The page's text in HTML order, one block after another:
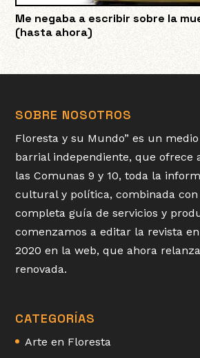
Me negaba a escribir sobre la
(hasta ahora)
SOBRE NOSOTROS
Floresta y su Mundo” es un
barrial independiente, que ofrece
las Comunas 9 y 10, toda la
cultural y política, combinada
completa guía de servicios y
comenzamos a editar la revista
2020 en la web, que ahora
renovada.
CATEGORÍAS
Arte en Floresta